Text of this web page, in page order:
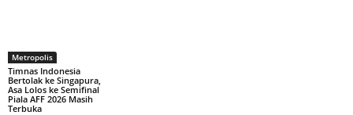
Metropolis
Timnas Indonesia
Bertolak ke Singapura,
Asa Lolos ke Semifinal
Piala AFF 2026 Masih
Terbuka